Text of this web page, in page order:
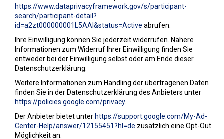
https://www.dataprivacyframework.gov/s/participant-
search/participant-detail?
id=a2zt000000001L5AAI&status=Active abrufen.
Ihre Einwilligung können Sie jederzeit widerrufen. Nähere
Informationen zum Widerruf Ihrer Einwilligung finden Sie
entweder bei der Einwilligung selbst oder am Ende dieser
Datenschutzerklärung.
Weitere Informationen zum Handling der übertragenen Daten
finden Sie in der Datenschutzerklärung des Anbieters unter
https://policies.google.com/privacy.
Der Anbieter bietet unter https://support.google.com/My-Ad-
Center-Help/answer/12155451?hl=de zusätzlich eine Opt-Out
Möglichkeit an.